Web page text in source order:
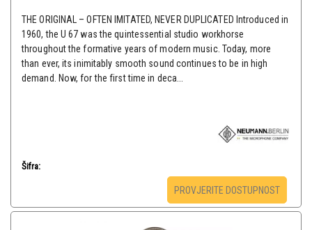
THE ORIGINAL – OFTEN IMITATED, NEVER DUPLICATED Introduced in
1960, the U 67 was the quintessential studio workhorse
throughout the formative years of modern music. Today, more
than ever, its inimitably smooth sound continues to be in high
demand. Now, for the first time in deca...
Šifra:
PROVJERITE DOSTUPNOST